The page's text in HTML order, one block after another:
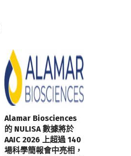
Alamar Biosciences
的 NULISA 數據將於
AAIC 2026 上超過 140
場科學簡報會中亮相，